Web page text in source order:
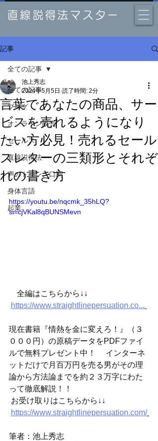
直線説得法マスター
記事
全ての記事
ブログ
オンライン販売
セールス
直線説得法
声のトーン、口調
身体言語
起業
全ての記事
言葉であなたの商品、サー
ビスを売れるようになり
たい方必見！売れるセール
スレターの三類形とそれぞ
れの書き方
池上秀志
2024年5月5日 読了時間: 2分
https://youtu.be/nqcmk_35hLQ?
si=cjVKal8qBUNSMevn
全編はこちらから↓↓
https://www.straightlinepersuation.co...
現在書籍『情熱を金に変えろ！』（３
０００円）の原稿データをPDFファイ
ルで無料プレゼント中！ 　インターネ
ットだけで月百万円を売る男がその理
論から方法論までを約２３万字にわた
って徹底解説！！
お受け取りはこちらから↓↓
https://www.straightlinepersuation.com/
筆者：池上秀志